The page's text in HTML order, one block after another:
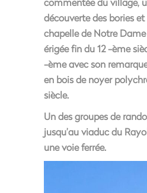
découverte des bories
chapelle de Notre
érigée fin du 12 -ème
-ème avec son
en bois de noyer
siècle.
Un des groupes de
jusqu’au viaduc du
une voie ferrée.